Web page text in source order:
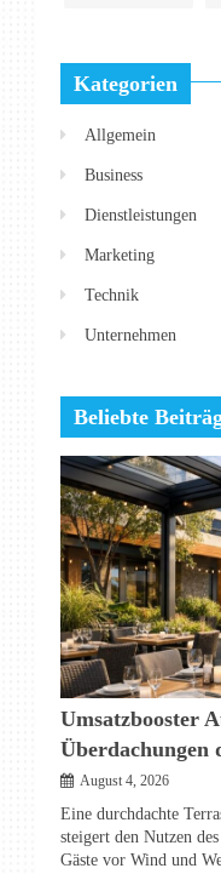
Kategorien
Allgemein
Business
Dienstleistungen
Marketing
Technik
Unternehmen
Beliebte
Umsatzbooster
Überdachungen
August 4, 2026
Eine durchdachte
steigert den Nutzen
Gäste vor Wind und